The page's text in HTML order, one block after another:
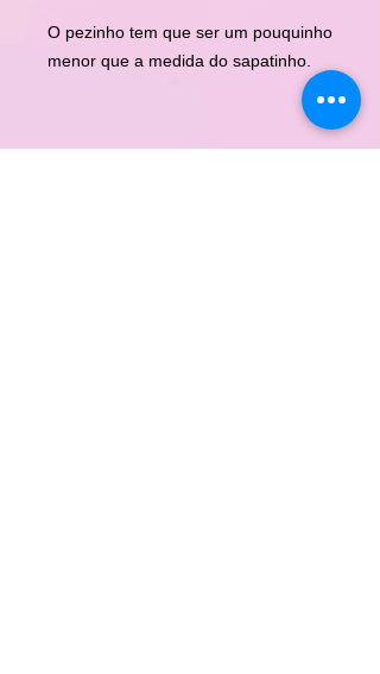
O pezinho tem que ser um pouquinho
menor que a medida do sapatinho.